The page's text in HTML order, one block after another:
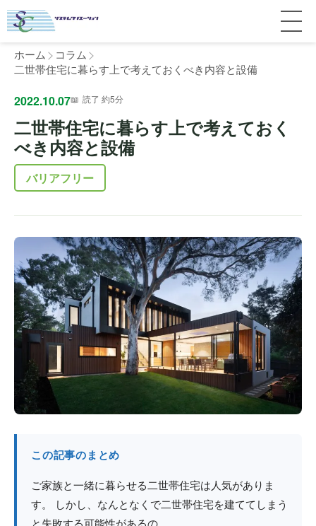
サービス紹介
料金
補助金
個人宅
マンション
介護・医療施設
ホテル
工場・倉庫
防火戸
全国対応について
東京
神奈川
千葉
埼玉
茨城
栃木
関西エリア
お客様の声
完全ガイド
製品比較
用語集
コラム
最新情報
個人のお客様へ
法人のお客様へ
ホーム
コラム
二世帯住宅に暮らす上で考えておくべき内容と設備
2022.10.07 読了 約5分
二世帯住宅に暮らす上で考えておく
べき内容と設備
バリアフリー
この記事のまとめ
ご家族と一緒に暮らせる二世帯住宅は人気がありま
す。 しかし、なんとなくで二世帯住宅を建ててしまう
と失敗する可能性があるの…